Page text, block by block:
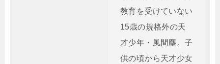
教育を受けていない
15歳の規格外の天
才少年・風間塵。子
供の頃から天才少女